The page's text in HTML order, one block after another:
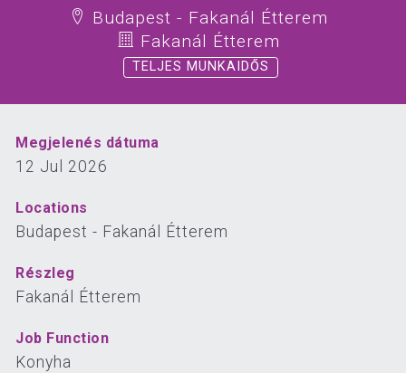
Budapest - Fakanál Étterem
Fakanál Étterem
TELJES MUNKAIDŐS
Megjelenés dátuma
12 Jul 2026
Locations
Budapest - Fakanál Étterem
Részleg
Fakanál Étterem
Job Function
Konyha